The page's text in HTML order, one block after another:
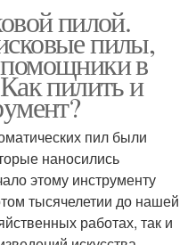
пилой.
пилы,
в
пилить и
пил были
наносились
этому инструменту
тысячелетии до нашей
работах, так и